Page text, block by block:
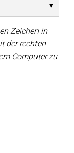
Zeichen in
der rechten
Computer zu